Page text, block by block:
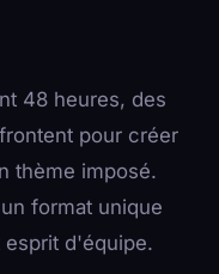
48 heures, des
pour créer
thème imposé.
format unique
d'équipe.